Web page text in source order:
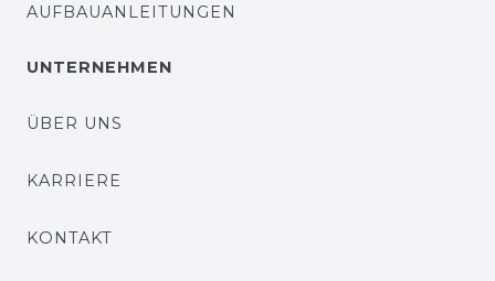
AUFBAUANLEITUNGEN
UNTERNEHMEN
ÜBER UNS
KARRIERE
KONTAKT